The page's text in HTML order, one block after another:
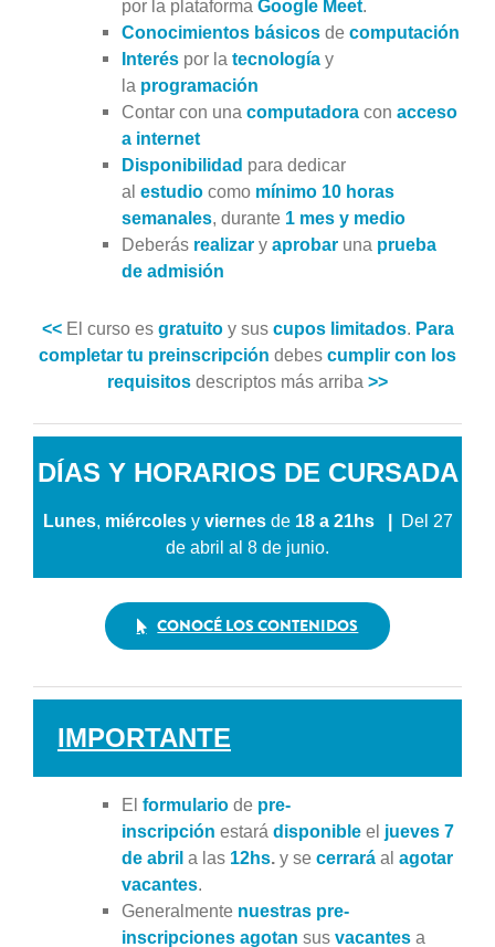
por la plataforma Google Meet.
Conocimientos básicos de computación
Interés por la tecnología y
la programación
Contar con una computadora con acceso
a internet
Disponibilidad para dedicar
al estudio como mínimo 10 horas
semanales, durante 1 mes y medio
Deberás realizar y aprobar una prueba
de admisión
<< El curso es gratuito y sus cupos limitados. Para
completar tu preinscripción debes cumplir con los
requisitos descriptos más arriba >>
DÍAS Y HORARIOS DE CURSADA
Lunes, miércolesy viernesde 18 a 21hs
Del 27
de abril al 8 de junio.
CONOCÉ LOS CONTENIDOS
IMPORTANTE
El formulario de pre-
inscripción estará disponible el jueves 7
de abril a las 12hs. y se cerrará al agotar
vacantes.
Generalmente nuestras pre-
inscripciones agotan sus vacantes a